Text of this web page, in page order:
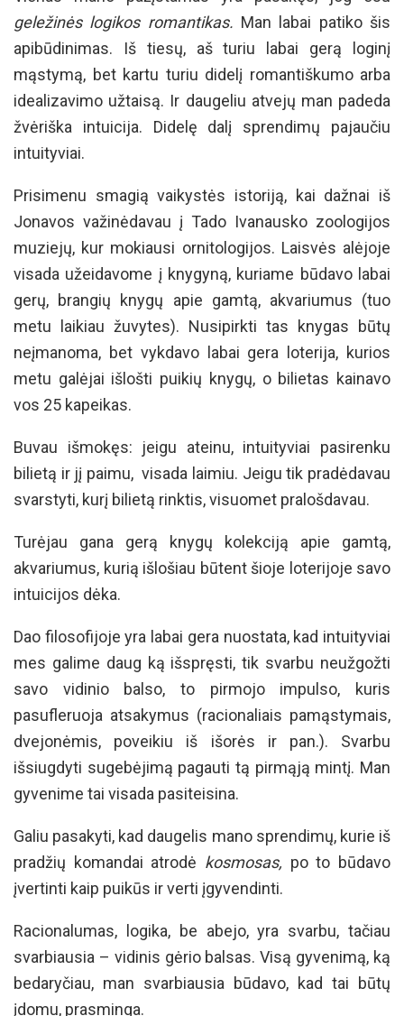
geležinės logikos romantikas. Man labai patiko šis
apibūdinimas. Iš tiesų, aš turiu labai gerą loginį
mąstymą, bet kartu turiu didelį romantiškumo arba
idealizavimo užtaisą. Ir daugeliu atvejų man padeda
žvėriška intuicija. Didelę dalį sprendimų pajaučiu
intuityviai.
Prisimenu smagią vaikystės istoriją, kai dažnai iš
Jonavos važinėdavau į Tado Ivanausko zoologijos
muziejų, kur mokiausi ornitologijos. Laisvės alėjoje
visada užeidavome į knygyną, kuriame būdavo labai
gerų, brangių knygų apie gamtą, akvariumus (tuo
metu laikiau žuvytes). Nusipirkti tas knygas būtų
neįmanoma, bet vykdavo labai gera loterija, kurios
metu galėjai išlošti puikių knygų, o bilietas kainavo
vos 25 kapeikas.
Buvau išmokęs: jeigu ateinu, intuityviai pasirenku
bilietą ir jį paimu, visada laimiu. Jeigu tik pradėdavau
svarstyti, kurį bilietą rinktis, visuomet pralošdavau.
Turėjau gana gerą knygų kolekciją apie gamtą,
akvariumus, kurią išlošiau būtent šioje loterijoje savo
intuicijos dėka.
Dao filosofijoje yra labai gera nuostata, kad intuityviai
mes galime daug ką išspręsti, tik svarbu neužgožti
savo vidinio balso, to pirmojo impulso, kuris
pasufleruoja atsakymus (racionaliais pamąstymais,
dvejonėmis, poveikiu iš išorės ir pan.). Svarbu
išsiugdyti sugebėjimą pagauti tą pirmąją mintį. Man
gyvenime tai visada pasiteisina.
Galiu pasakyti, kad daugelis mano sprendimų, kurie iš
pradžių komandai atrodė kosmosas, po to būdavo
įvertinti kaip puikūs ir verti įgyvendinti.
Racionalumas, logika, be abejo, yra svarbu, tačiau
svarbiausia – vidinis gėrio balsas. Visą gyvenimą, ką
bedaryčiau, man svarbiausia būdavo, kad tai būtų
įdomu, prasminga.